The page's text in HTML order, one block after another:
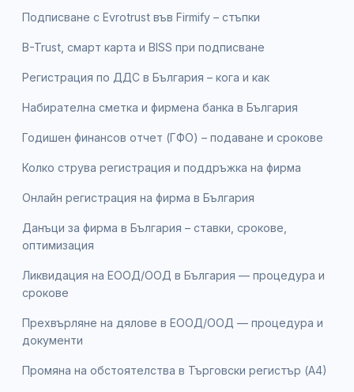
Подписване с Evrotrust във Firmify – стъпки
B-Trust, смарт карта и BISS при подписване
Регистрация по ДДС в България – кога и как
Набирателна сметка и фирмена банка в България
Годишен финансов отчет (ГФО) – подаване и срокове
Колко струва регистрация и поддръжка на фирма
Онлайн регистрация на фирма в България
Данъци за фирма в България – ставки, срокове,
оптимизация
Ликвидация на ЕООД/ООД в България — процедура и
срокове
Прехвърляне на дялове в ЕООД/ООД — процедура и
документи
Промяна на обстоятелства в Търговски регистър (А4)